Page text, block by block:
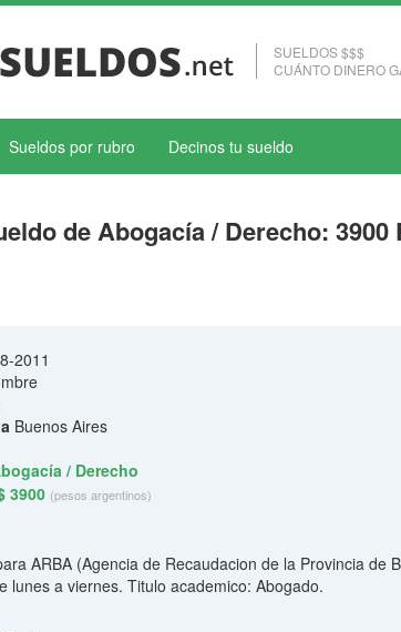
SUELDOS $$$
CUÁNTO DINERO
Sueldos por rubro Decinos tu sueldo
de Abogacía / Derecho: 3900
2011
Buenos Aires
/ Derecho
3900 (pesos argentinos)
ARBA (Agencia de Recaudacion de la Provincia de
lunes a viernes. Titulo academico: Abogado.